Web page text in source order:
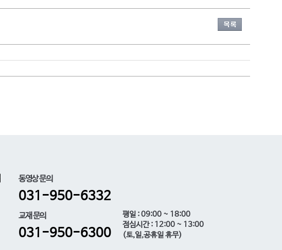
동영상 문의
031-950-6332
교재 문의
031-950-6300
평일 : 09:00 ~ 18:00
점심시간 : 12:00 ~ 13:00
(토,일,공휴일 휴무)